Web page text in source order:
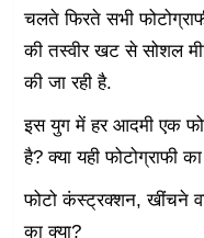
चलते फिरते सभी
की तस्वीर खट से सोशल
की जा रही है.
इस युग में हर आदमी एक
है? क्या यही फोटोग्राफी
फोटो कंस्ट्रक्शन, खींचने
का क्या?